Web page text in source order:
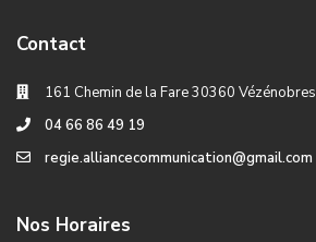
Contact
161 Chemin de la Fare 30360 Vézénobres
04 66 86 49 19
regie.alliancecommunication@gmail.com
Nos Horaires